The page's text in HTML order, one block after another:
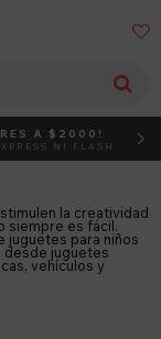

A $2000!
NI FLASH
la creatividad
siempre es fácil.
juguetes para niños
desde juguetes
vehículos y